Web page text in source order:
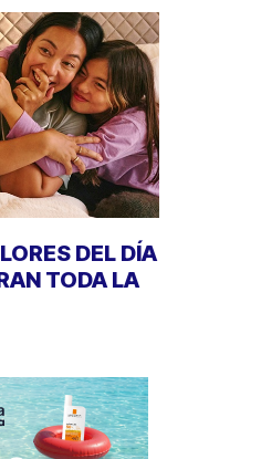
DEL DÍA
TODA LA